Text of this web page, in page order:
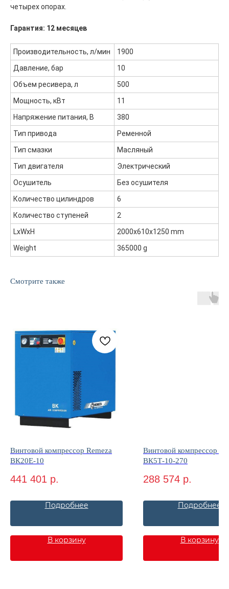
четырех опорах.
Гарантия: 12 месяцев
Производительность, л/мин
1900
Давление, бар
10
Объем ресивера, л
500
Мощность, кВт
11
Напряжение питания, В
380
Тип привода
Ременной
Тип смазки
Масляный
Тип двигателя
Электрический
Осушитель
Без осушителя
Количество цилиндров
6
Количество ступеней
2
LxWxH
2000x610x1250 mm
Weight
365000 g
Смотрите также
Винтовой компрессор Remeza
ВК20Е-10
441 401 р.
Подробнее
В корзину
Винтовой компрессор
ВК5Т-10-270
288 574 р.
Подробнее
В корзину
ООО "ФорАвтоКом"
ООО "ФорАвтоКом", ИНН:6165230254,ОГРН